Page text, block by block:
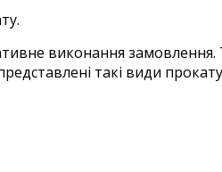
виконання
такі види